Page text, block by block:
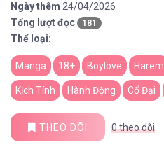
Ngày thêm 24/04/2026
Tổng lượt đọc
181
Thể loại:
Manga 18+ Boylove Harem
Kịch Tính Hành Động Cổ Đại
THEO DÕI · 0theo dõi